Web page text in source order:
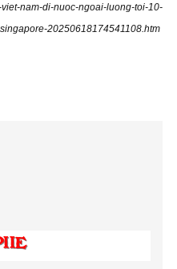
nam-di-nuoc-ngoai-luong-toi-10-
20250618174541108.htm